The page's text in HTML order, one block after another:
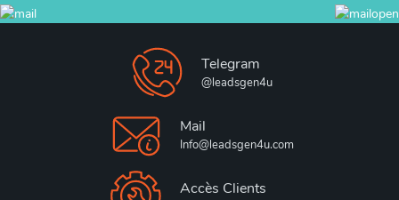
Telegram
@leadsgen4u
Mail
Info@leadsgen4u.com
Accès Clients